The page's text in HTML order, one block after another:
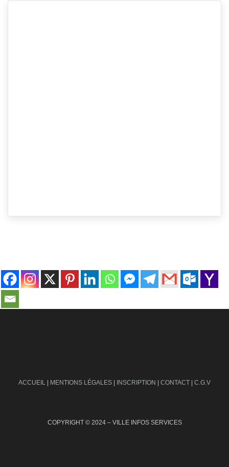
ACCUEIL | MENTIONS LÉGALES | INSCRIPTION | CONTACT | C.G.V
COPYRIGHT © 2024 – VILLE INFOS SERVICES